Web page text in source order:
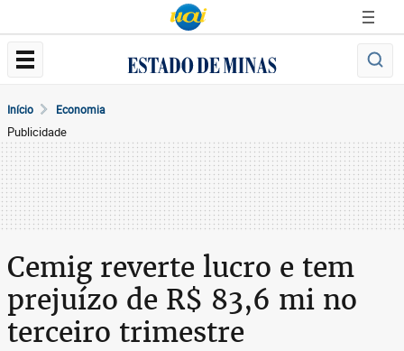
Início Economia
Publicidade
Cemig reverte lucro e tem
prejuízo de R$ 83,6 mi no
terceiro trimestre